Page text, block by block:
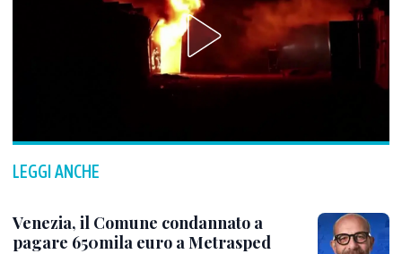
LEGGI ANCHE
Venezia, il Comune condannato a
pagare 650mila euro a Metrasped